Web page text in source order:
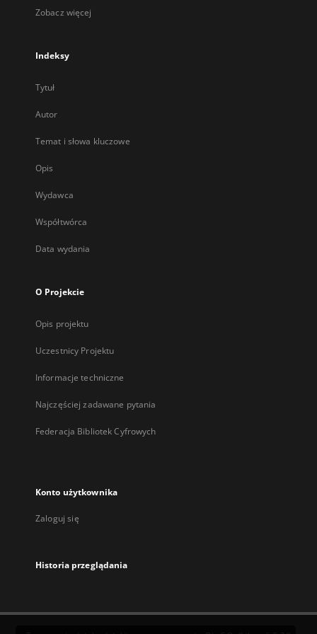
Zobacz więcej
Indeksy
Tytuł
Autor
Temat i słowa kluczowe
Opis
Wydawca
Współtwórca
Data wydania
O Projekcie
Opis projektu
Uczestnicy Projektu
Informacje techniczne
Najczęściej zadawane pytania
Federacja Bibliotek Cyfrowych
Konto użytkownika
Zaloguj się
Historia przeglądania